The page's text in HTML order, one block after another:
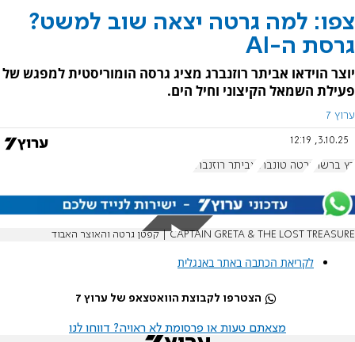
צפו: למה גרטה יצאה שוב למשט?
גרסת ה-AI
יוצר הוידאו אביתר רוזנברג מציג גרסה הומוריסטית למפגש של
פעילת השמאל הקיצוני וחיל הים.
ערוץ 7
3.10.25, 12:19
רץ ברשת גרטה טונברג אביתר רוזנברג
CAPTAIN GRETA & THE LOST TREASURE | קפטן גרטה והאוצר האבוד
לקריאת הכתבה באתר באנגלית
הצטרפו לקבוצת הוואטצאפ של ערוץ 7
מצאתם טעות או פרסומת לא ראויה? דווחו לנו